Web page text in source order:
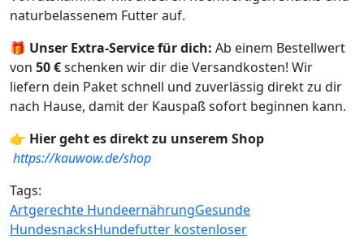
naturbelassenem Futter auf.
🎁 Unser Extra-Service für dich: Ab einem Bestellwert
von 50 €schenken wir dir die Versandkosten! Wir
liefern dein Paket schnell und zuverlässig direkt zu dir
nach Hause, damit der Kauspaß sofort beginnen kann.
👉 Hier geht es direkt zu unserem Shop
https://kauwow.de/shop
Tags:
Artgerechte HundeernährungGesunde
HundesnacksHundefutter kostenloser